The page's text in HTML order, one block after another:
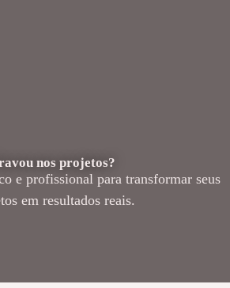
nos projetos?
e profissional para transformar seus
em resultados reais.